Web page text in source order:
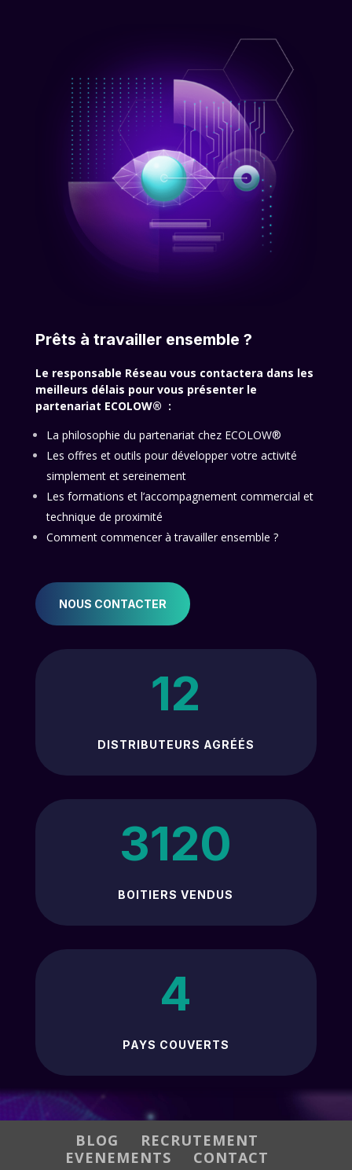
Prêts à travailler ensemble ?
Le responsable Réseau vous contactera dans les
meilleurs délais pour vous présenter le
partenariat ECOLOW® :
La philosophie du partenariat chez ECOLOW®
Les offres et outils pour développer votre activité
simplement et sereinement
Les formations et l’accompagnement commercial et
technique de proximité
Comment commencer à travailler ensemble ?
NOUS CONTACTER
12
DISTRIBUTEURS AGRÉÉS
3120
BOITIERS VENDUS
4
PAYS COUVERTS
BLOG
RECRUTEMENT
EVENEMENTS
CONTACT